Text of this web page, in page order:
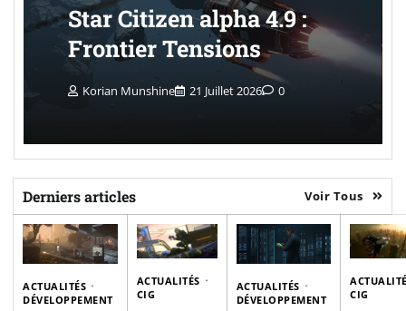
Star Citizen alpha 4.9 :
Frontier Tensions
Korian Munshine 21 Juillet 2026 0
Derniers articles Voir Tous
ACTUALITÉS
DÉVELOPPEMENT
ACTUALITÉS
CIG
ACTUALITÉS
DÉVELOPPEMENT
CIG